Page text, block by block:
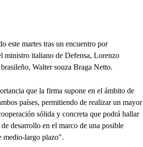
este martes tras un encuentro por
ministro italiano de Defensa, Lorenzo
Walter souza Braga Netto.
que la firma supone en el ámbito de
países, permitiendo de realizar un mayor
sólida y concreta que podrá hallar
desarrollo en el marco de una posible
medio-largo plazo".